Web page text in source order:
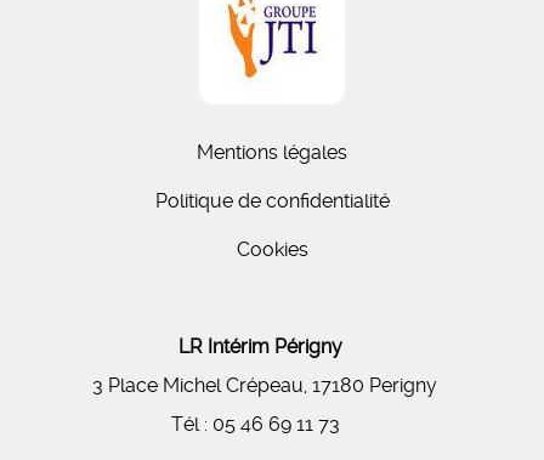
Mentions légales
Politique de confidentialité
Cookies
LR Intérim Périgny
3 Place Michel Crépeau, 17180 Perigny
Tél : 05 46 69 11 73